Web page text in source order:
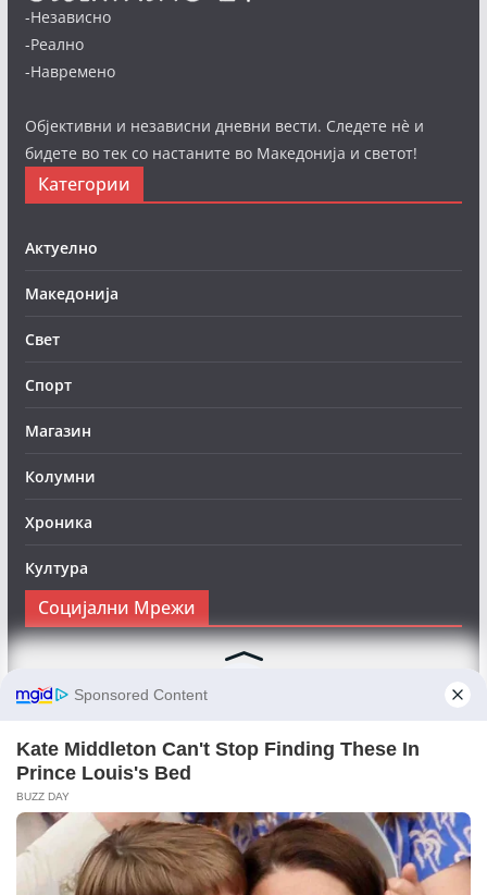
-Независно
-Реално
-Навремено
Објективни и независни дневни вести. Следете нè и
бидете во тек со настаните во Македонија и светот!
Категории
Актуелно
Македонија
Свет
Спорт
Магазин
Колумни
Хроника
Култура
Социјални Мрежи
Следете нè на Фејсбук за да сте во тек со најновите